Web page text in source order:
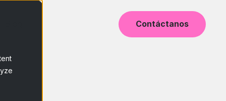
Contáctanos